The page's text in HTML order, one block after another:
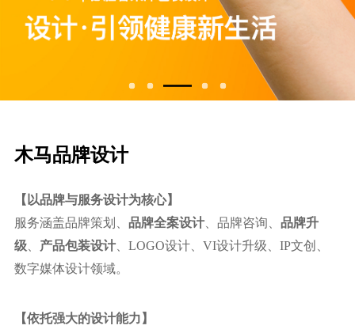
⽊⻢品牌设计
【以品牌与服务设计为核心】
服务涵盖品牌策划、 品牌全案设计、品牌咨询、 品牌升
级、 产品包装设计、LOGO设计、VI设计升级、IP文创、
数字媒体设计领域。
【依托强⼤的设计能力】